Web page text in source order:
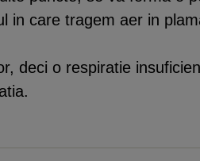
in care tragem aer in
deci o respiratie